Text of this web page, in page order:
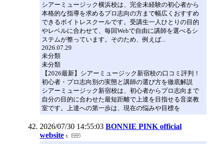
シアーミュージック横浜校は、完全未経験の初心者から
本格的な指導を求めるプロ志向の方まで幅広くおすすめ
できるボイトレスクールです。受講生一人ひとりの目的
やレベルに合わせて、毎回Webで自由に講師を選べるシ
ステムが整っています。そのため、例えば...
2026.07.29
未分類
未分類
【2026最新】シアーミュージック新宿校の口コミ評判！
初心者・プロ志向別の実態と講師の選び方を徹底解説
シアーミュージック新宿校は、初心者からプロ志向まで
自分の目的に合わせた最短距離で上達を目指せる音楽教
室です。上達への第一歩は、現在の悩みや目標を
2026/07/30 14:55:03 BONNIE PINK official
website